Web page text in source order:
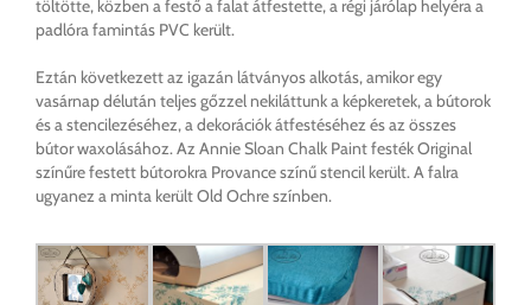
töltötte, közben a festő a falat átfestette, a régi járólap helyéra a
padlóra famintás PVC került.
Eztán következett az igazán látványos alkotás, amikor egy
vasárnap délután teljes gőzzel nekiláttunk a képkeretek, a bútorok
és a stencilezéséhez, a dekorációk átfestéséhez és az összes
bútor waxolásához. Az Annie Sloan Chalk Paint festék Original
színűre festett bútorokra Provance színű stencil került. A falra
ugyanez a minta került Old Ochre színben.